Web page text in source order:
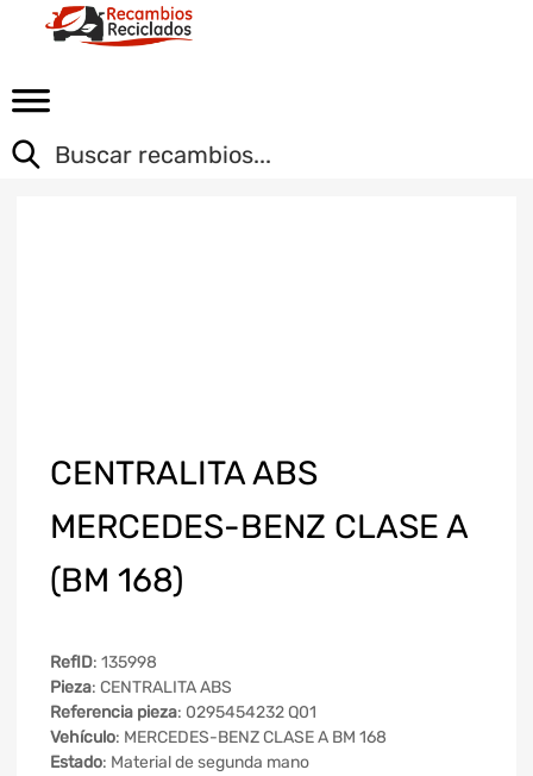
CENTRALITA ABS
MERCEDES-BENZ CLASE A
(BM 168)
RefID: 135998
Pieza: CENTRALITA ABS
Referencia pieza: 0295454232 Q01
Vehículo: MERCEDES-BENZ CLASE A BM 168
Estado: Material de segunda mano